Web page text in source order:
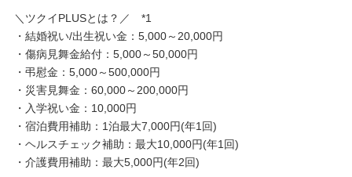
＼ツクイPLUSとは？／ *1
・結婚祝い/出生祝い金：5,000～20,000円
・傷病見舞金給付：5,000～50,000円
・弔慰金：5,000～500,000円
・災害見舞金：60,000～200,000円
・入学祝い金：10,000円
・宿泊費用補助：1泊最大7,000円(年1回)
・ヘルスチェック補助：最大10,000円(年1回)
・介護費用補助：最大5,000円(年2回)